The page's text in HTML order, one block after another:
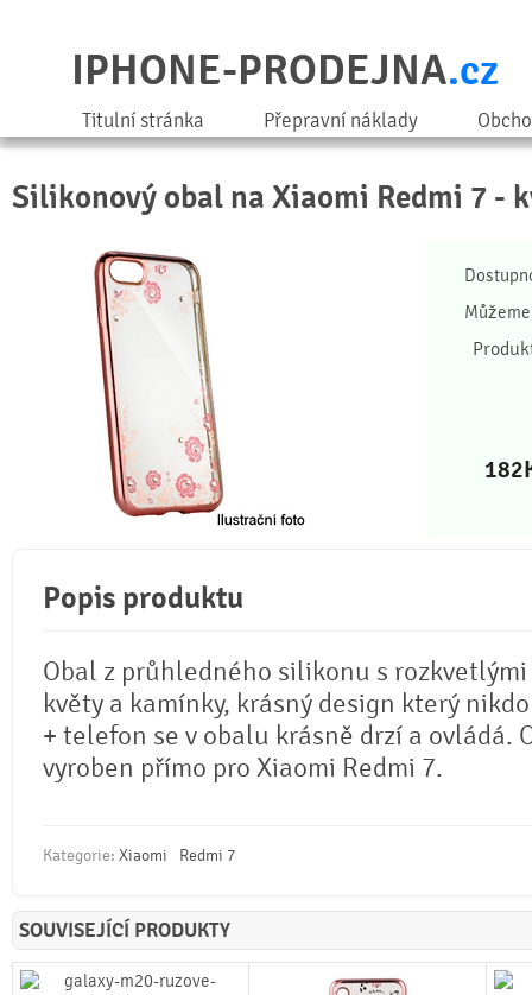
IPHONE-PRODEJNA.cz
Titulní stránka Přepravní náklady
Silikonový obal na Xiaomi Redmi 7 -
182
Popis produktu
Obal z průhledného silikonu s
květy a kamínky, krásný design který
+ telefon se v obalu krásně drzí a ovládá.
vyroben přímo pro Xiaomi Redmi 7.
Kategorie: Xiaomi Redmi 7
SOUVISEJÍCÍ PRODUKTY